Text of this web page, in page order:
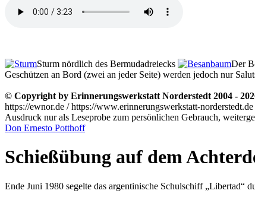
Sturm nördlich des Bermudadreiecks Der
Geschützen an Bord (zwei an jeder Seite) werden jedoch nur
© Copyright by Erinnerungswerkstatt Norderstedt 2004 -
https://ewnor.de / https://www.erinnerungswerkstatt-norderstedt.de
Ausdruck nur als Leseprobe zum persönlichen Gebrauch,
Don Ernesto Potthoff
Schießübung auf dem
Ende Juni 1980 segelte das argentinische Schulschiff Libertad